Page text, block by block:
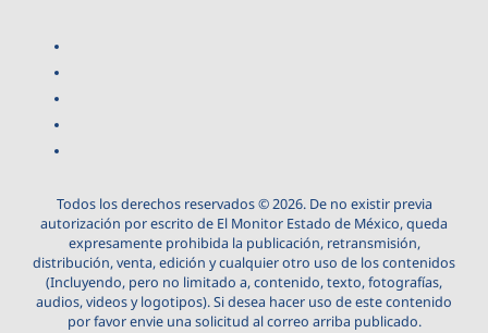
Todos los derechos reservados © 2026. De no existir previa
autorización por escrito de El Monitor Estado de México, queda
expresamente prohibida la publicación, retransmisión,
distribución, venta, edición y cualquier otro uso de los contenidos
(Incluyendo, pero no limitado a, contenido, texto, fotografías,
audios, videos y logotipos). Si desea hacer uso de este contenido
por favor envie una solicitud al correo arriba publicado.